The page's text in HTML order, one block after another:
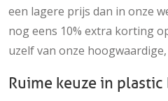
een lagere prijs dan in onze
nog eens 10% extra korting
uzelf van onze
Ruime keuze in plastic